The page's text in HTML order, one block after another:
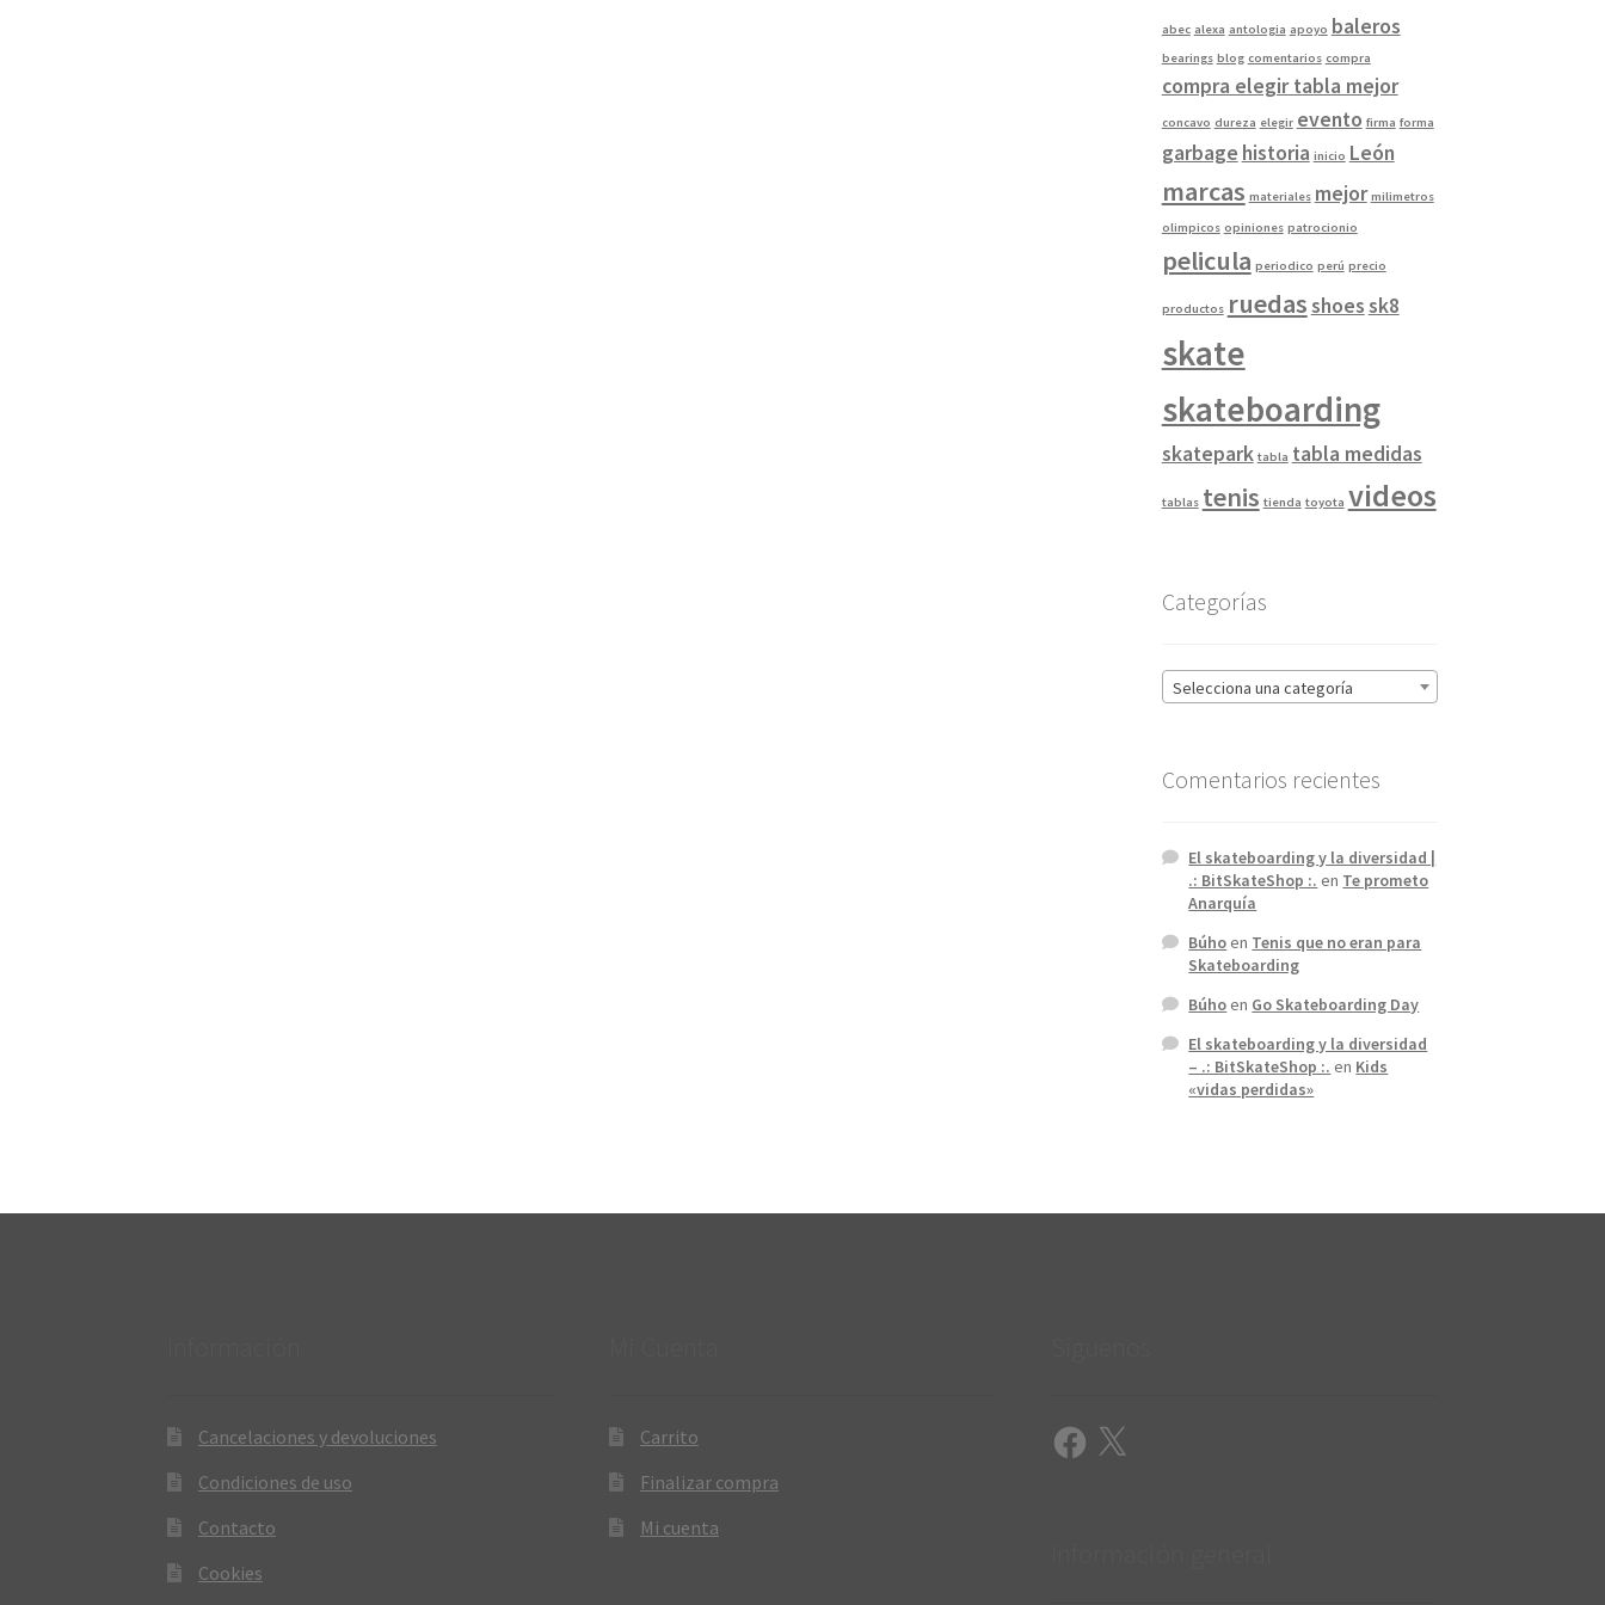
abec alexa antologia apoyo baleros
bearings blog comentarios compra
compra elegir tabla mejor
concavo dureza elegir evento firma forma
garbage historia inicio León
marcas materiales mejor milimetros
olimpicos opiniones patrocionio
pelicula periodico perú precio
productos ruedasshoessk8
skate
skateboarding
skatepark tabla tabla medidas
tablas tenis tienda toyota videos
Categorías
Selecciona una categoría
Comentarios recientes
El skateboarding y la diversidad |
.: BitSkateShop :. en Te prometo
Anarquía
Búhoen Tenis que no eran para
Skateboarding
Búhoen Go Skateboarding Day
El skateboarding y la diversidad
– .: BitSkateShop :. en Kids
«vidas perdidas»
Cancelaciones y devoluciones
Condiciones de uso
Contacto
Cookies
Carrito
Finalizar compra
Mi cuenta
Facebook
X